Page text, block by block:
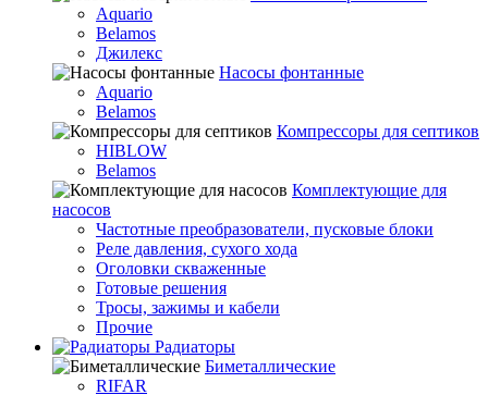
Aquario
Belamos
Джилекс
Насосы фонтанные
Aquario
Belamos
Компрессоры для септиков
HIBLOW
Belamos
Комплектующие для
насосов
Частотные преобразователи, пусковые блоки
Реле давления, сухого хода
Оголовки скваженные
Готовые решения
Тросы, зажимы и кабели
Прочие
Радиаторы
Биметаллические
RIFAR